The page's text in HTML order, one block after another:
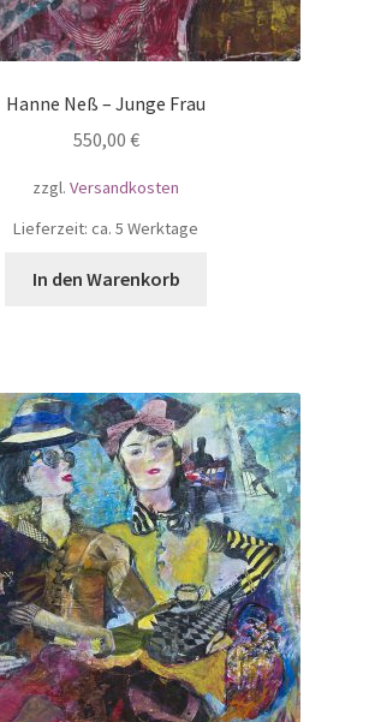
Hanne Neß – Junge Frau
550,00 €
zzgl. Versandkosten
Lieferzeit: ca. 5 Werktage
In den Warenkorb